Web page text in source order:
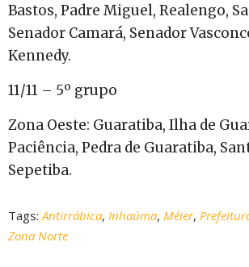
Bastos, Padre Miguel, Realengo,
Senador Camará, Senador
Kennedy.
11/11 – 5º grupo
Zona Oeste: Guaratiba, Ilha de
Paciência, Pedra de Guaratiba,
Sepetiba.
Tags: Antirrábica, Inhaúma, Méier,
Zona Norte